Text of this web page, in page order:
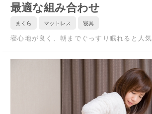
最適な組み合わせ
まくら マットレス 寝具
寝心地が良く、朝までぐっすり眠れると人